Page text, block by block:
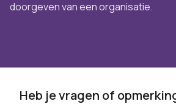
doorgeven van een organisatie.
Heb je vragen of